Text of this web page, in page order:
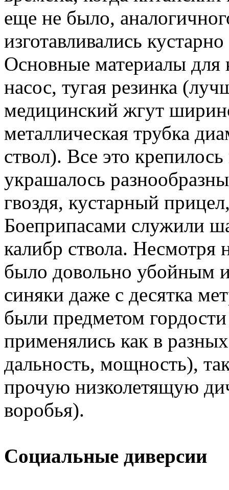
еще не было,
изготавливались
Основные материалы для
насос, тугая резинка
медицинский жгут
металлическая трубка
ствол). Все это
украшалось
гвоздя, кустарный
Боеприпасами служили
калибр ствола. Несмотря
было довольно убойным
синяки даже с десятка
были предметом
применялись как в
дальность, мощность),
прочую низколетящую
воробья).
Социальные диверсии